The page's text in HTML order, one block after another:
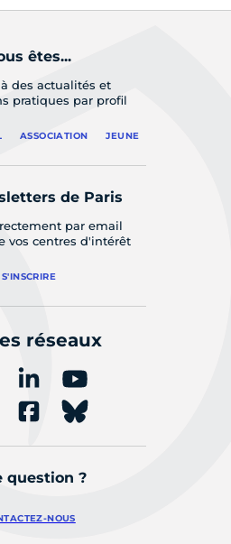
êtes...
des actualités et
pratiques par profil
ASSOCIATION JEUNE
de Paris
par email
vos centres d'intérêt
S'INSCRIRE
réseaux
question ?
NOUS